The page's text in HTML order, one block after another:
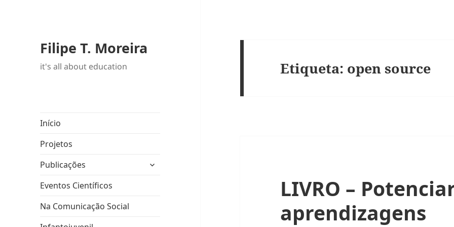
Filipe T. Moreira
it's all about education
Início
Projetos
Publicações
expandir
Eventos Científicos
Na Comunicação Social
Etiqueta: open source
LIVRO –
aprendizagens